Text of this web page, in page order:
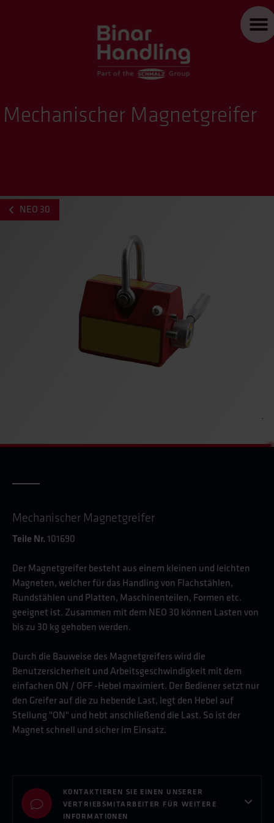
Mechanischer Magnetgreifer
NEO 30
Mechanischer Magnetgreifer
Teile Nr. 101690
Der Magnetgreifer besteht aus einem kleinen und leichten
Magneten, welcher für das Handling von Flachstählen,
Rundstählen und Platten, Maschinenteilen, Formen etc.
geeignet ist. Zusammen mit dem NEO 30 können Lasten von
bis zu 30 kg gehoben werden.
Durch die Bauweise des Magnetgreifers wird die
Benutzersicherheit und Arbeitsgeschwindigkeit mit dem
einfachen ON / OFF -Hebel maximiert. Der Bediener setzt nur
den Greifer auf die zu hebende Last, legt den Hebel auf
Stellung "ON" und hebt anschließend die Last. So ist der
Magnet schnell und sicher im Einsatz.
KONTAKTIEREN SIE EINEN UNSERER
VERTRIEBSMITARBEITER FÜR WEITERE
INFORMATIONEN